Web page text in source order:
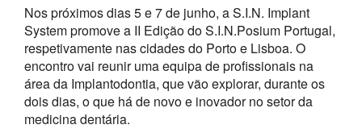
Nos próximos dias 5 e 7 de junho, a S.I.N. Implant
System promove a II Edição do S.I.N.Posium Portugal,
respetivamente nas cidades do Porto e Lisboa. O
encontro vai reunir uma equipa de profissionais na
área da Implantodontia, que vão explorar, durante os
dois dias, o que há de novo e inovador no setor da
medicina dentária.